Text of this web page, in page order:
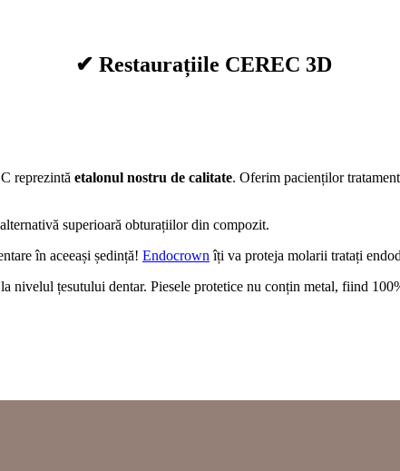
✔ Restaurațiile CEREC 3D
reprezintă etalonul nostru de calitate. Oferim pacienților
superioară obturațiilor din compozit.
în aceeași ședință! Endocrown îți va proteja molarii tratați
nivelul țesutului dentar. Piesele protetice nu conțin metal, fiind